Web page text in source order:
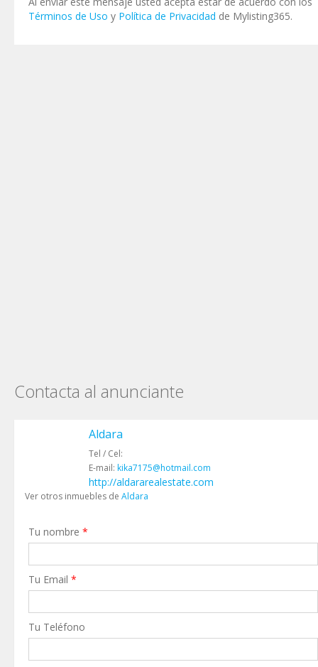
Términos de Uso y Política de Privacidad de Mylisting365.
Contacta al anunciante
Aldara
Tel / Cel:
E-mail: kika7175@hotmail.com
http://aldararealestate.com
Ver otros inmuebles de Aldara
Tu nombre *
Tu Email *
Tu Teléfono